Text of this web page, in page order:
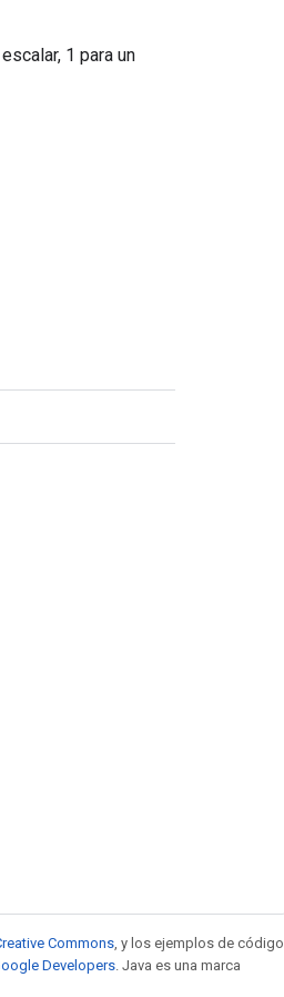
1 para un
Commons , y los ejemplos de código
Developers . Java es una marca